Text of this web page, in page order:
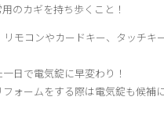
のカギを持ち歩くこと！
モコンやカードキー、タッチ
日で電気錠に早変わり！
ォームをする際は電気錠も候補